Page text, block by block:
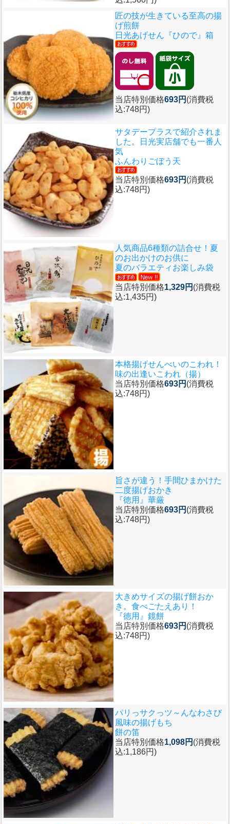
匠の技が生きている至高の揚
げ煎餅
日光あげせん『ひので』箱
当店特別価格693円 (消費税
込:748円)
サタデープラスで紹介されま
した。日光実店舗でも一番人
気
ふんわりごぼう天
当店特別価格693円 (消費税
込:748円)
人気商品6種類の詰合せ！夏
のお出かけのお供に
夏のバラエティお楽しみ袋
当店特別価格1,329円 (消費税
込:1,435円)
本格揚げせんべいのこわれ！
味の出逢いこわれ（揚）
当店特別価格693円 (消費税
込:748円)
旨さが違う！手間ひまかけた
二度揚げおかき
『徳用』華厳
当店特別価格693円 (消費税
込:748円)
大きめサイズの揚げ餅おか
き。食べごたえあり！
『徳用』鏡餅
当店特別価格693円 (消費税
込:748円)
パリっサクっツ～んなわさび
風味の揚げもち
餅の笛
当店特別価格1,098円 (消費税
込:1,186円)